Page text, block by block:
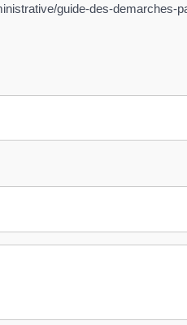
guide-des-demarches-